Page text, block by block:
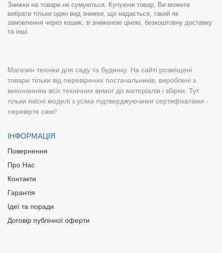
Знижки на товари не сумуються. Купуючи товар, Ви можете
вибрати тільки один вид знижки, що надається, такий як
замовлення через кошик, зі зниженою ціною, безкоштовну доставку
та інші.
Магазин техніки для саду та будинку. На сайті розміщені
товари тільки від перевірених постачальників, вироблені з
виконанням всіх технічних вимог до матеріалів і збірки. Тут
тільки якісні моделі з усіма підтверджуючими сертифікатами -
перевірте самі!
ІНФОРМАЦІЯ
Повернення
Про Нас
Контакти
Гарантія
Ідеї та поради
Договір публічної оферти